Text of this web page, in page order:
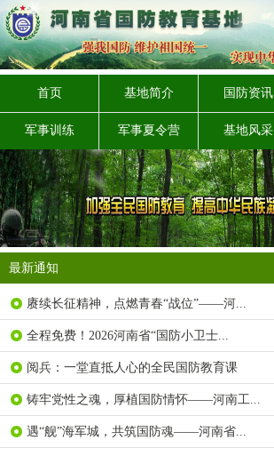
首页 基地简介 国防资讯
军事训练 军事夏令营 基地风采
最新通知
赓续长征精神，点燃青春“战位”——河...
全程免费！2026河南省“国防小卫士...
阅兵：一堂直抵人心的全民国防教育课
铸牢党性之魂，厚植国防情怀——河南工...
遇“舰”海军城，共筑国防魂——河南省...